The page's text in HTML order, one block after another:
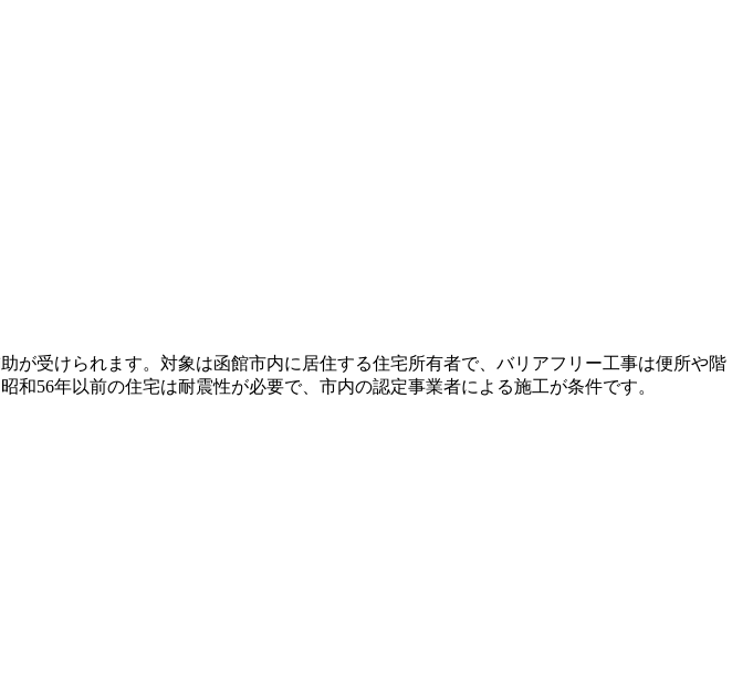
が受けられます。対象は函館市内に居住する住宅所有者で、バリアフリー工事は便所や階
56年以前の住宅は耐震性が必要で、市内の認定事業者による施工が条件です。